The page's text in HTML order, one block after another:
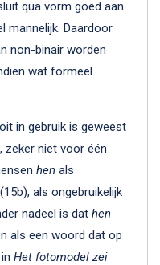
qua vorm goed aan
mannelijk. Daardoor
non-binair worden
wat formeel
in gebruik is geweest
zeker niet voor één
hen als
als ongebruikelijk
nadeel is dat hen
als een woord dat op
Het fotomodel zei